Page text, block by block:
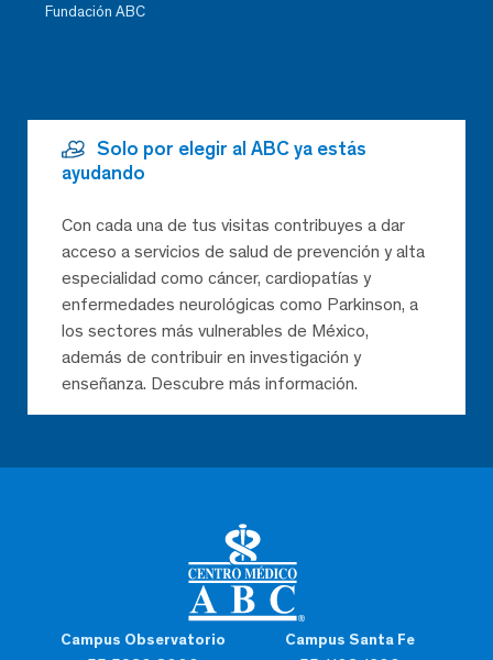
Campus Observatorio Campus Santa Fe
Fundación ABC
Solo por elegir al ABC ya estás
ayudando
Con cada una de tus visitas contribuyes a dar
acceso a servicios de salud de prevención y alta
especialidad como cáncer, cardiopatías y
enfermedades neurológicas como Parkinson, a
los sectores más vulnerables de México,
además de contribuir en investigación y
enseñanza. Descubre más información.